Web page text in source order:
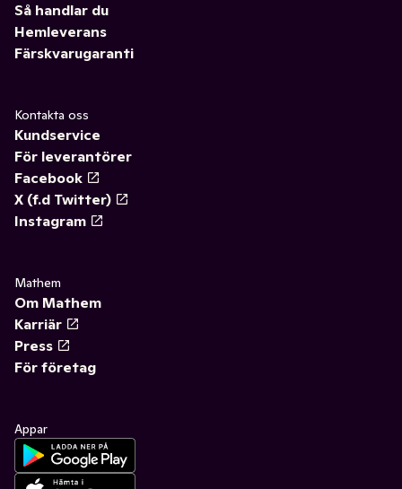
Så handlar du
Hemleverans
Färskvarugaranti
Kontakta oss
Kundservice
För leverantörer
Facebook
X (f.d Twitter)
Instagram
Mathem
Om Mathem
Karriär
Press
För företag
Appar